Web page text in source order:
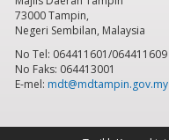
73000 Tampin,
Negeri Sembilan, Malaysia
No Tel: 064411601/064411609
No Faks: 064413001
E-mel: mdt@mdtampin.gov.my